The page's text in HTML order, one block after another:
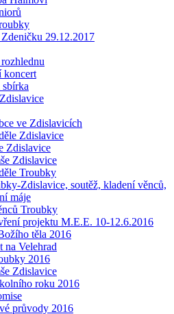
29.12.2017
koncert
ve Zdislavicích
Zdislavice
Zdislavice
Zdislavice
Troubky
Zdislavice, soutěž, kladení věnců,
máje
Troubky
projektu M.E.E. 10-12.6.2016
těla 2016
Velehrad
2016
Zdislavice
roku 2016
průvody 2016